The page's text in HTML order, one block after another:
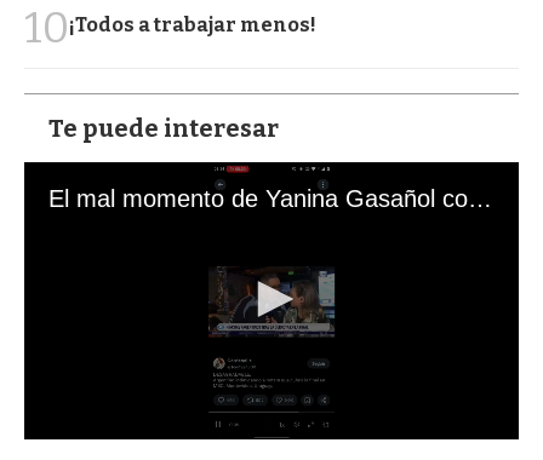
10¡Todos a trabajar menos!
Te puede interesar
El mal momento de Yanina Gasañol con un hincha argentino en "Subrayado"